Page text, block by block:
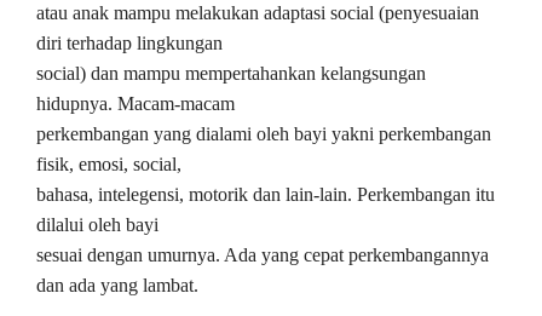
atau anak mampu melakukan adaptasi social (penyesuaian
diri terhadap lingkungan
social) dan mampu mempertahankan kelangsungan
hidupnya. Macam-macam
perkembangan yang dialami oleh bayi yakni perkembangan
fisik, emosi, social,
bahasa, intelegensi, motorik dan lain-lain. Perkembangan itu
dilalui oleh bayi
sesuai dengan umurnya. Ada yang cepat perkembangannya
dan ada yang lambat.